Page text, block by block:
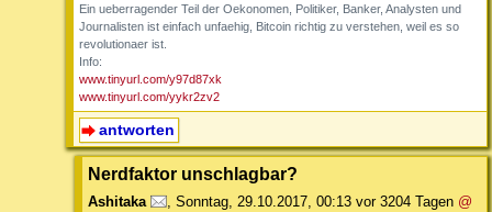
Ein ueberragender Teil der Oekonomen, Politiker, Banker, Analysten und
Journalisten ist einfach unfaehig, Bitcoin richtig zu verstehen, weil es so
revolutionaer ist.
Info:
www.tinyurl.com/y97d87xk
www.tinyurl.com/yykr2zv2
antworten
Nerdfaktor unschlagbar?
Ashitaka , Sonntag, 29.10.2017, 00:13 vor 3204 Tagen @